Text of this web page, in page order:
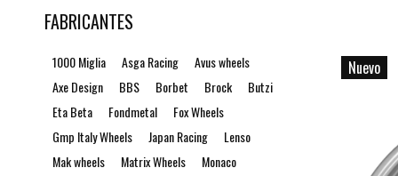
Nuevo
FABRICANTES
1000 Miglia Asga Racing
Avus wheels
Axe Design
BBS Borbet Brock
Butzi
Eta Beta
Fondmetal
Fox Wheels
Gmp Italy Wheels
Japan Racing
Lenso
Mak wheels
Matrix Wheels
Monaco